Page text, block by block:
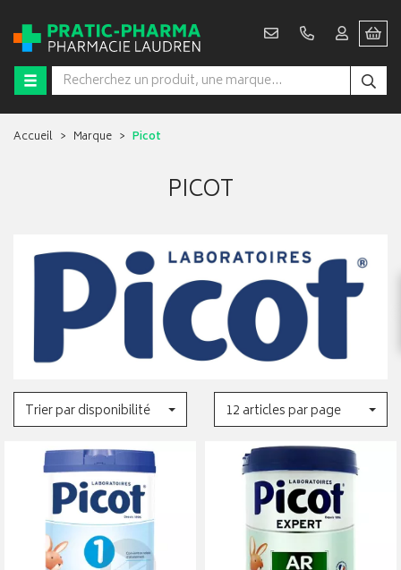
Accueil Marque Picot
PICOT
Trier par disponibilité 12 articles par page